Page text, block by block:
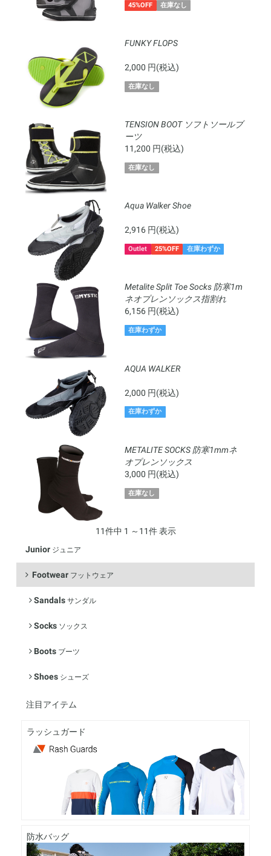
45%OFF 在庫なし
FUNKY FLOPS
2,000 円(税込)
在庫なし
TENSION BOOT ソフトソールブ
ーツ
11,200 円(税込)
在庫なし
Aqua Walker Shoe
2,916 円(税込)
Outlet 25%OFF 在庫わずか
Metalite Split Toe Socks 防寒1m
ネオプレンソックス指割れ
6,156 円(税込)
在庫わずか
AQUA WALKER
2,000 円(税込)
在庫わずか
METALITE SOCKS 防寒1mmネ
オプレンソックス
3,000 円(税込)
在庫なし
11件中 1 ～11件 表示
Junior ジュニア
Footwear フットウェア
Sandals サンダル
Socks ソックス
Boots ブーツ
Shoes シューズ
注目アイテム
ラッシュガード
防水バッグ